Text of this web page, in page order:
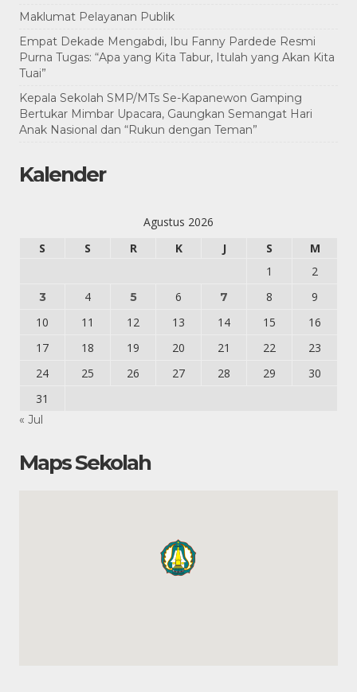
Maklumat Pelayanan Publik
Empat Dekade Mengabdi, Ibu Fanny Pardede Resmi
Purna Tugas: “Apa yang Kita Tabur, Itulah yang Akan Kita
Tuai”
Kepala Sekolah SMP/MTs Se-Kapanewon Gamping
Bertukar Mimbar Upacara, Gaungkan Semangat Hari
Anak Nasional dan “Rukun dengan Teman”
Kalender
Agustus 2026
S
S R K J S
M
1
2
3 4 5 6 7 8
9
10
11 12 13 14 15
16
17
18 19 20 21 22
23
24
25 26 27 28 29
30
31
« Jul
Maps Sekolah